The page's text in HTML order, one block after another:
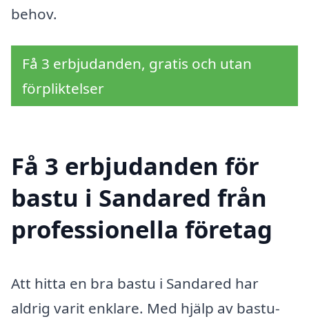
behov.
Få 3 erbjudanden, gratis och utan
förpliktelser
Få 3 erbjudanden för
bastu i Sandared från
professionella företag
Att hitta en bra bastu i Sandared har
aldrig varit enklare. Med hjälp av bastu-